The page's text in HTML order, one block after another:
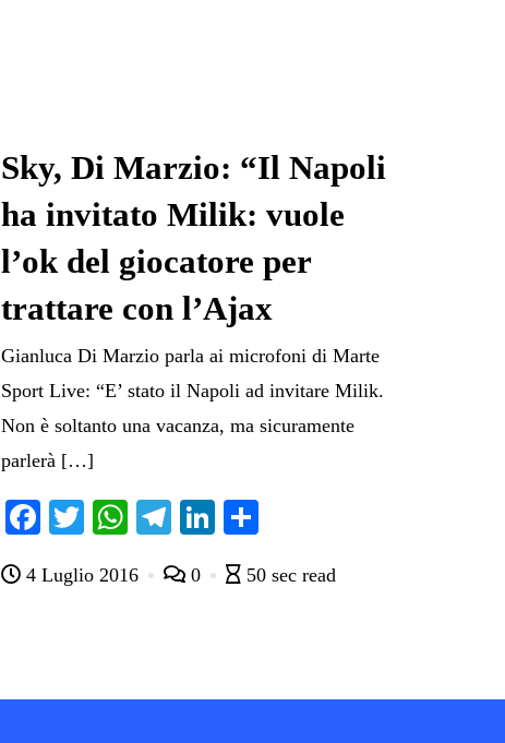
Sky, Di Marzio: “Il Napoli
ha invitato Milik: vuole
l’ok del giocatore per
trattare con l’Ajax
Gianluca Di Marzio parla ai microfoni di Marte
Sport Live: “E’ stato il Napoli ad invitare Milik.
Non è soltanto una vacanza, ma sicuramente
parlerà […]
Fa
bo
T
tte
W
ts
Te
gr
Li
ed di
4 Luglio 2016 0
50 sec read